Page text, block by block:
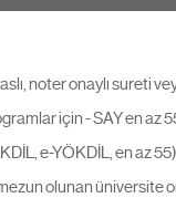
noter onaylı sureti
için - SAY en az
e-YÖKDİL, en az
olunan üniversite